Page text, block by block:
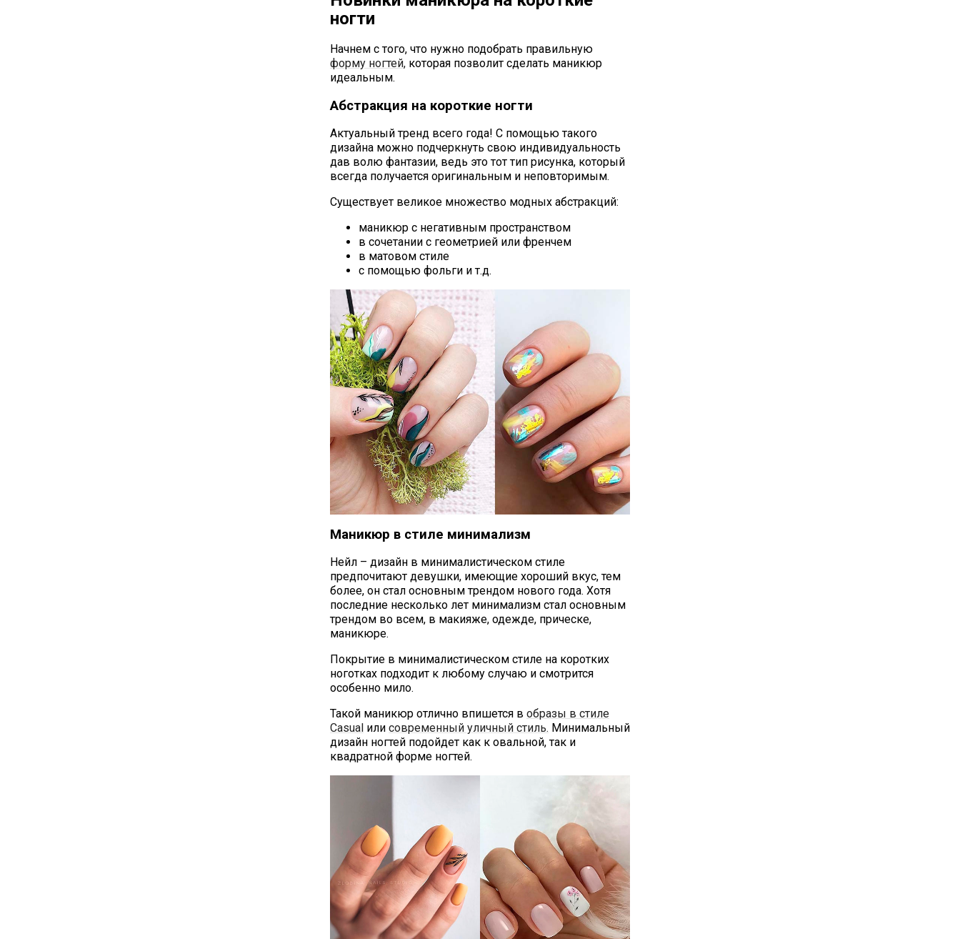
ногти
Начнем с того, что нужно подобрать правильную
форму ногтей, которая позволит сделать маникюр
идеальным.
Абстракция на короткие ногти
Актуальный тренд всего года! С помощью такого
дизайна можно подчеркнуть свою индивидуальность
дав волю фантазии, ведь это тот тип рисунка, который
всегда получается оригинальным и неповторимым.
Существует великое множество модных абстракций:
маникюр с негативным пространством
в сочетании с геометрией или френчем
в матовом стиле
с помощью фольги и т.д.
Маникюр в стиле минимализм
Нейл – дизайн в минималистическом стиле
предпочитают девушки, имеющие хороший вкус, тем
более, он стал основнымтрендом нового года. Хотя
последние несколько лет минимализм стал основным
трендом во всем, в макияже, одежде, прическе,
маникюре.
Покрытие в минималистическом стиле на коротких
ноготках подходит к любому случаю и смотрится
особенно мило.
Такой маникюр отлично впишется в образы в стиле
Casual или современный уличный стиль. Минимальный
дизайн ногтей подойдет как к овальной, так и
квадратной форме ногтей.